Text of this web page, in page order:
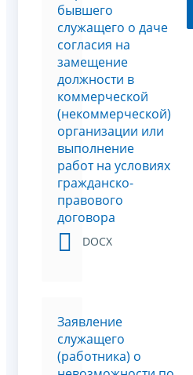
бывшего
служащего о даче
согласия на
замещение
должности в
коммерческой
(некоммерческой)
организации или
выполнение
работ на условиях
гражданско-
правового
договора
DOCX
Заявление
служащего
(работника) о